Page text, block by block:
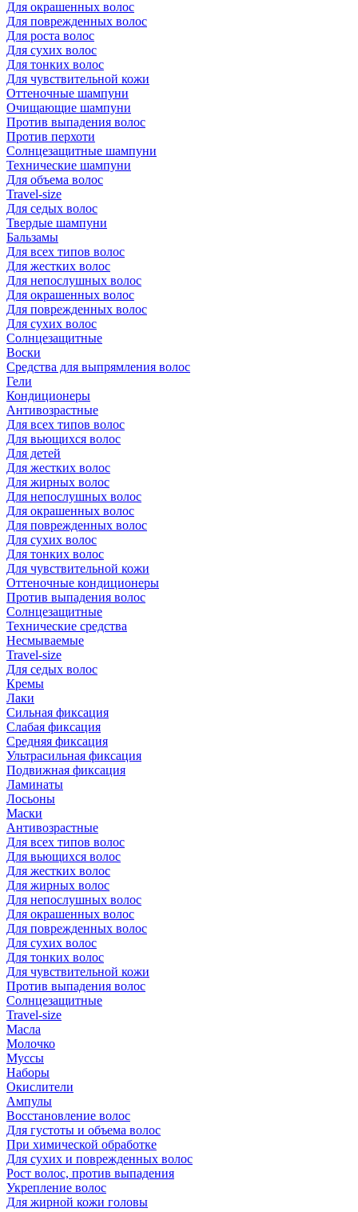
Для окрашенных волос
Для поврежденных волос
Для роста волос
Для сухих волос
Для тонких волос
Для чувствительной кожи
Оттеночные шампуни
Очищающие шампуни
Против выпадения волос
Против перхоти
Солнцезащитные шампуни
Технические шампуни
Для объема волос
Travel-size
Для седых волос
Твердые шампуни
Бальзамы
Для всех типов волос
Для жестких волос
Для непослушных волос
Для окрашенных волос
Для поврежденных волос
Для сухих волос
Солнцезащитные
Воски
Средства для выпрямления волос
Гели
Кондиционеры
Антивозрастные
Для всех типов волос
Для вьющихся волос
Для детей
Для жестких волос
Для жирных волос
Для непослушных волос
Для окрашенных волос
Для поврежденных волос
Для сухих волос
Для тонких волос
Для чувствительной кожи
Оттеночные кондиционеры
Против выпадения волос
Солнцезащитные
Технические средства
Несмываемые
Travel-size
Для седых волос
Кремы
Лаки
Сильная фиксация
Слабая фиксация
Средняя фиксация
Ультрасильная фиксация
Подвижная фиксация
Ламинаты
Лосьоны
Маски
Антивозрастные
Для всех типов волос
Для вьющихся волос
Для жестких волос
Для жирных волос
Для непослушных волос
Для окрашенных волос
Для поврежденных волос
Для сухих волос
Для тонких волос
Для чувствительной кожи
Против выпадения волос
Солнцезащитные
Travel-size
Масла
Молочко
Муссы
Наборы
Окислители
Ампулы
Восстановление волос
Для густоты и объема волос
При химической обработке
Для сухих и поврежденных волос
Рост волос, против выпадения
Укрепление волос
Для жирной кожи головы